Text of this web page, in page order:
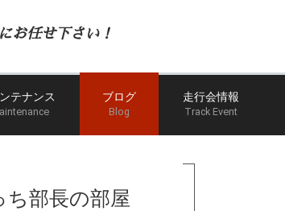
お任せ下さい！
テナンス ブログ
Blog
走行会情報
Track Event
ち部長の部屋